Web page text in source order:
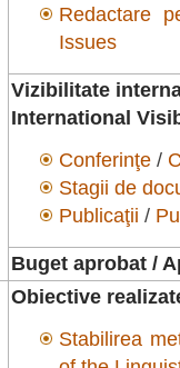
Redactare
Issues
Vizibilitate
International
Conferinţe /
Stagii de
Publicaţii /
Buget aprobat /
Obiective
Stabilirea